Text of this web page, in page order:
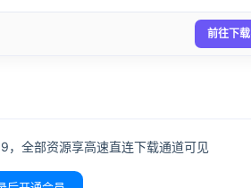
前往下载
，全部资源享高速直连下载通道可见
隐私政策